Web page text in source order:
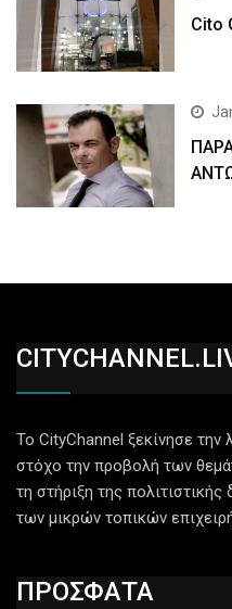
Cito
Το CityChannel ξεκίνησε την
στόχο την προβολή των
τη στήριξη της πολιτιστικής
των μικρών τοπικών
ΠΡΟΣΦΑΤΑ